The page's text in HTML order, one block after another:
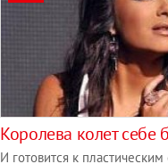
Королева колет себе
И готовится к